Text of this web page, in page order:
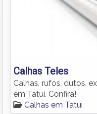
Calhas Teles
Calhas, rufos, dutos,
em Tatuí. Confira!
Calhas em Tatuí